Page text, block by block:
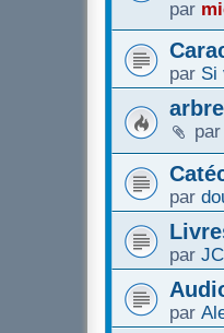
par
par Si
par
par
par
par